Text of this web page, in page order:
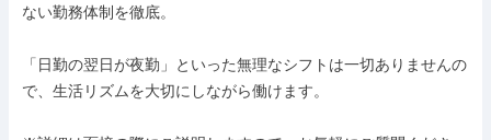
ない勤務体制を徹底。
「日勤の翌日が夜勤」といった無理なシフトは一切ありませんの
で、生活リズムを大切にしながら働けます。